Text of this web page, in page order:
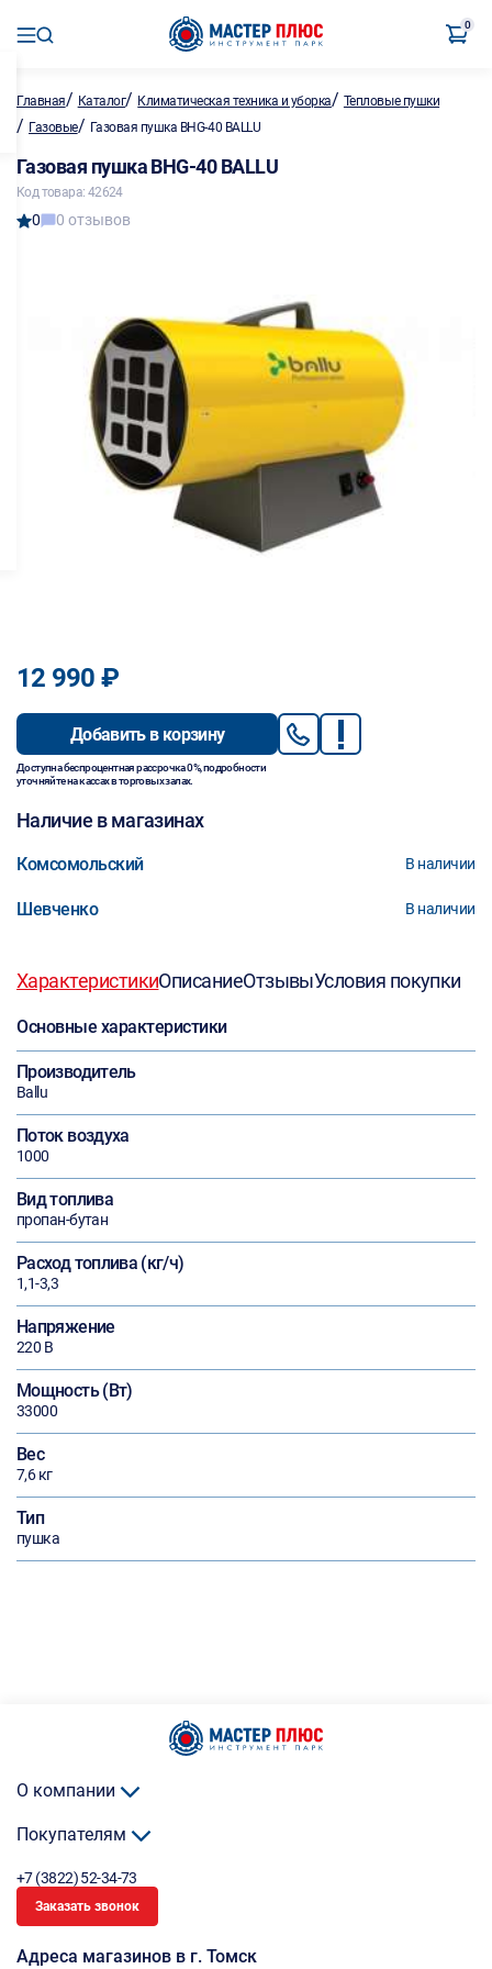
0
Главная/ Каталог/ Климатическая техника и уборка/ Тепловые пушки
/ Газовые/ Газовая пушка BHG-40 BALLU
Газовая пушка BHG-40 BALLU
Код товара: 42624
0 0 отзывов
12 990 ₽
Добавить в корзину
Доступна беспроцентная рассрочка 0%, подробности
уточняйте на кассах в торговых залах.
Наличие в магазинах
Комсомольский В наличии
Шевченко В наличии
ХарактеристикиОписаниеОтзывыУсловия покупки
Основные характеристики
Производитель
Ballu
Поток воздуха
1000
Вид топлива
пропан-бутан
Расход топлива (кг/ч)
1,1-3,3
Напряжение
220 В
Мощность (Вт)
33000
Вес
7,6 кг
Тип
пушка
О компании
Покупателям
+7 (3822) 52-34-73
Заказать звонок
Адреса магазинов в г. Томск